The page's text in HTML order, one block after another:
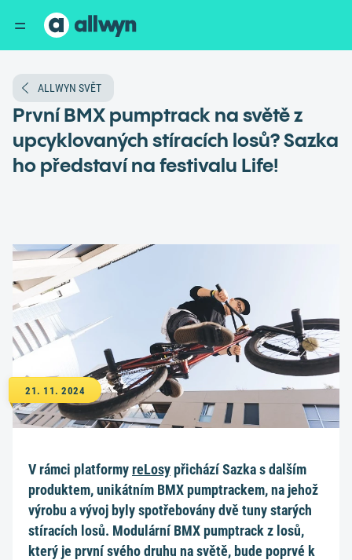
ALLWYN SVĚT
První BMX pumptrack na světě z
upcyklovaných stíracích losů? Sazka
ho představí na festivalu Life!
21. 11. 2024
V rámci platformyreLosy přichází Sazka s dalším
produktem, unikátním BMX pumptrackem, na jehož
výrobu a vývoj byly spotřebovány dvě tuny starých
stíracích losů. Modulární BMX pumptrack z losů,
který je první svého druhu na světě, bude poprvé k